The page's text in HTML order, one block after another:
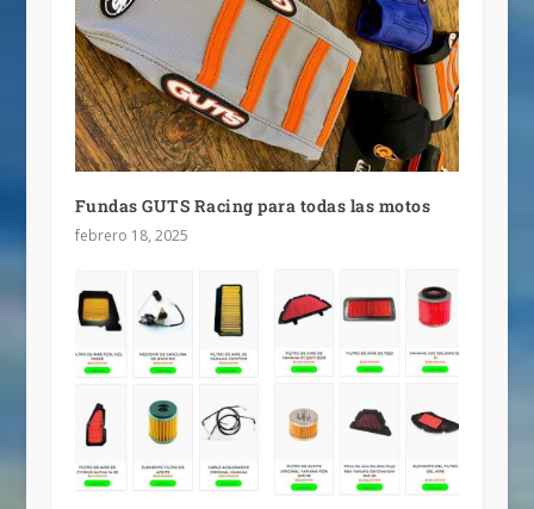
Fundas GUTS Racing para todas las motos
febrero 18, 2025